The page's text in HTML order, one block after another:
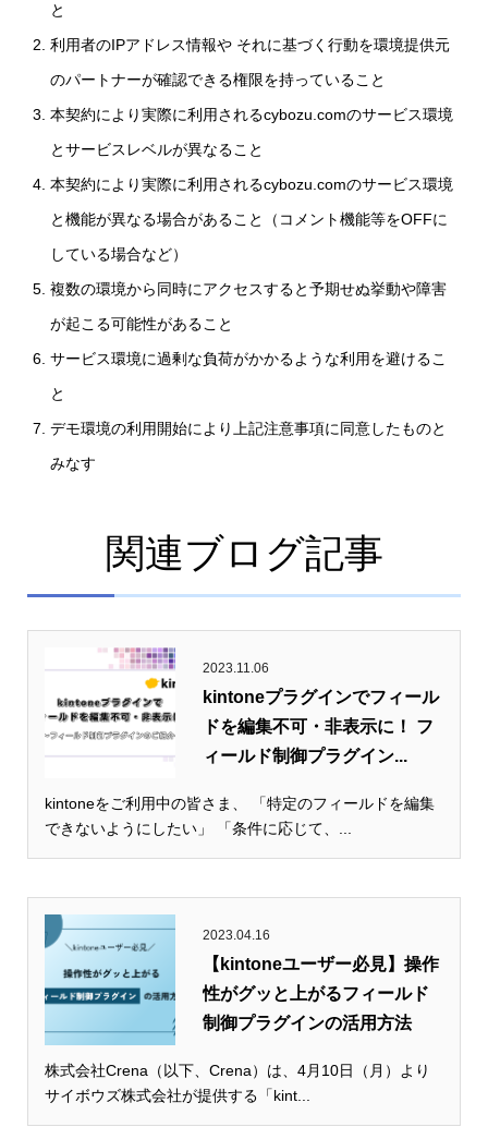
と
利用者のIPアドレス情報や それに基づく行動を環境提供元
のパートナーが確認できる権限を持っていること
本契約により実際に利用されるcybozu.comのサービス環境
とサービスレベルが異なること
本契約により実際に利用されるcybozu.comのサービス環境
と機能が異なる場合があること（コメント機能等をOFFに
している場合など）
複数の環境から同時にアクセスすると予期せぬ挙動や障害
が起こる可能性があること
サービス環境に過剰な負荷がかかるような利用を避けるこ
と
デモ環境の利用開始により上記注意事項に同意したものと
みなす
関連ブログ記事
2023.11.06
kintoneプラグインでフィール
ドを編集不可・非表示に！ フ
ィールド制御プラグイン...
kintoneをご利用中の皆さま、 「特定のフィールドを編集
できないようにしたい」 「条件に応じて、...
2023.04.16
【kintoneユーザー必見】操作
性がグッと上がるフィールド
制御プラグインの活用方法
株式会社Crena（以下、Crena）は、4月10日（月）より
サイボウズ株式会社が提供する「kint...